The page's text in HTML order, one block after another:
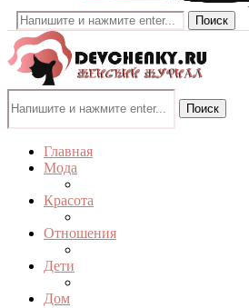
Поиск
Поиск
Главная
Мода
Красота
Отношения
Дети
Дом